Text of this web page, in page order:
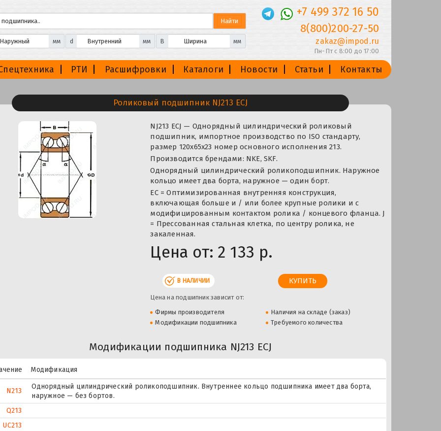
мм d мм B мм
+7 499 372 16 50
8(800)200-27-50
zakaz@impod.ru
Пн-Пт с 8:00 до 17:00
РТИ Расшифровки Каталоги Новости Статьи Контакты
Роликовый подшипник NJ213 ECJ
NJ213 ECJ — Однорядный цилиндрический роликовый
подшипник, импортное производство по ISO стандарту,
размер 120x65x23 номер основного исполнения 213.
Производится брендами: NKE, SKF.
Однорядный цилиндрический роликоподшипник. Наружное
кольцо имеет два борта, наружное — один борт.
EC = Оптимизированная внутренняя конструкция,
включающая больше и / или более крупные ролики и с
модифицированным контактом ролика / концевого фланца. J
= Прессованная стальная клетка, по центру ролика, не
закаленная.
Цена от: 2 133 р.
В НАЛИЧИИ
Цена на подшипник зависит от:
Фирмы производителя
Наличия на складе (заказ)
Модификации подшипника
Требуемого количества
Модификации подшипника NJ213 ECJ
Модификация
N213
Однорядный цилиндрический роликоподшипник. Внутреннее кольцо подшипника имеет два борта,
наружное — без бортов.
Q213
UC213